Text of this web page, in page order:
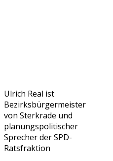
Ulrich Real ist
Bezirksbürgermeister
von Sterkrade und
planungspolitischer
Sprecher der SPD-
Ratsfraktion